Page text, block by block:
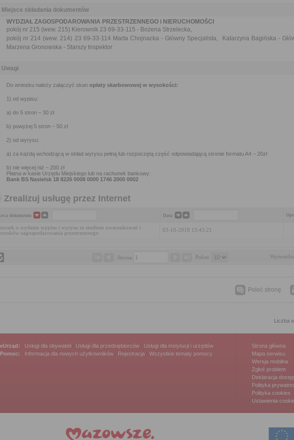
Miejsce składania dokumentów
WYDZIAŁ ZAGOSPODAROWANIA PRZESTRZENNEGO i NIERUCHOMOŚCI
pokój nr 215 (wew. 215) Kierownik 23 69-33-115 - Bożena Strzelecka,
pokój nr 214 (wew. 214) 23 69-33-114 Marta Chojnacka - Główny Specjalista, Katarzyna Bagińska -
Marzena Gronowska - Starszy Inspektor
Uwagi
Do wniosku należy załączyć skan opłaty skarbowowej w wysokości:
1) od wypisu:
a) do 5 stron – 30 zł
b) powyżej 5 stron – 50 zł
2) od wyrysu:
a) za każdą wchodzącą w skład wyrysu pełną lub rozpoczętą część odpowiadającą stronie formatu A4 – 20zł
b) nie więcej niż – 200 zł
Płatna w kasie Urzędu Miejskiego lub na rachunek bankowy:
Bank BS Nasielsk 18 8226 0008 0000 1746 2000 0002
Zrealizuj usługę przez Internet
dokumentu Data
o wydanie wypisu i wyrysu ze studium uwarunkowań i
zagospodarowania przestrzennego
03-10-2018 13:43:21
Strona Pokaż
Poleć stronę
Liczba
eUrząd: Usługi dla obywateli Usługi dla przedsiębiorców
Usługi dla instytucji i urzędów
Pomoc:
Informacja dla nowych użytkowników Rejestracja |Wszystkie tematy pomocy
Strona główna
Mapa serwisu
Wersja mobilna
Zgłoś problem
Deklaracja
Polityka
Polityka cookies
Ustawienia